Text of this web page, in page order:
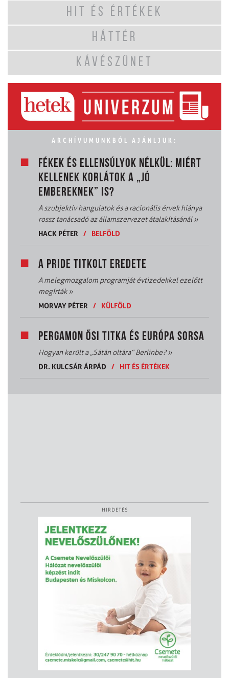
HIT ÉS ÉRTÉKEK
HÁTTÉR
KÁVÉSZÜNET
ARCHÍVUMUNKBÓL AJÁNLJUK:
FÉKEK ÉS ELLENSÚLYOK NÉLKÜL: MIÉRT
KELLENEK KORLÁTOK A „JÓ
EMBEREKNEK” IS?
A szubjektív hangulatok és a racionális érvek hiánya
rossz tanácsadó az államszervezet átalakításánál»
HACK PÉTER
/ BELFÖLD
A PRIDE TITKOLT EREDETE
A melegmozgalom programját évtizedekkel ezelőtt
megírták»
MORVAY PÉTER
/ KÜLFÖLD
PERGAMON ŐSI TITKA ÉS EURÓPA SORSA
Hogyan került a „Sátán oltára” Berlinbe?»
DR. KULCSÁR ÁRPÁD
/ HIT ÉS ÉRTÉKEK
HIRDETÉS